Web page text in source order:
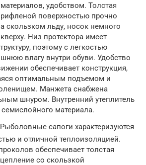
удобством. Толстая
поверхностью прочно
скользком льду, носок немного
Низ протектора имеет
поэтому с легкостью
влагу внутри обуви. Удобство
обеспечивает конструкция,
оптимальным подъемом и
Манжета снабжена
шнуром. Внутренний утеплитель
семислойного материала.
сапоги характеризуются
и отличной теплоизоляцией.
обеспечивает толстая
со скользкой